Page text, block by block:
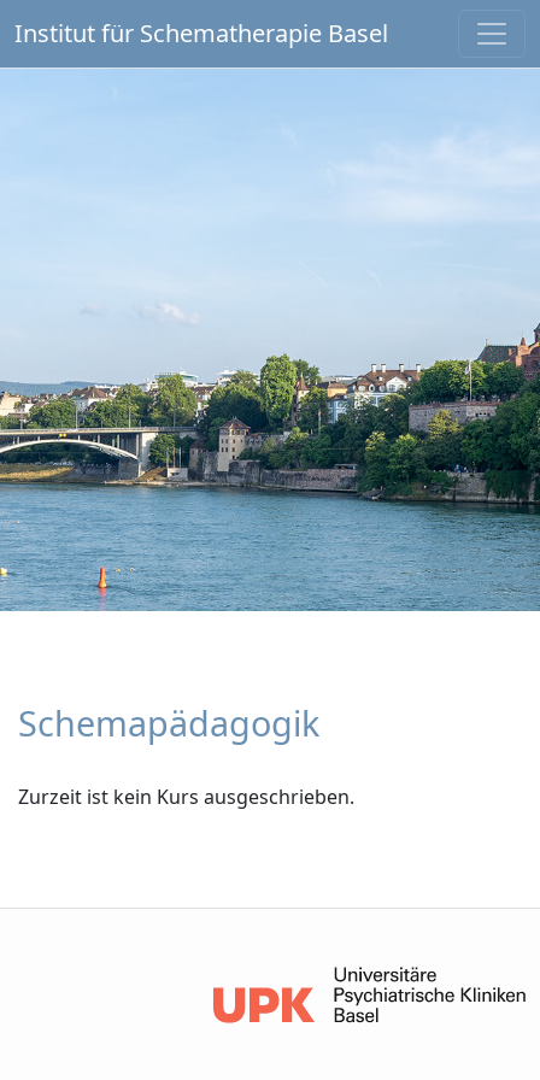
Institut für Schematherapie Basel
Schemapädagogik
Zurzeit ist kein Kurs ausgeschrieben.